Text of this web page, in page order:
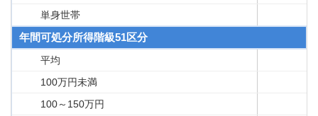
単身世帯
年間可処分所得階級51区分
平均
100万円未満
100～150万円